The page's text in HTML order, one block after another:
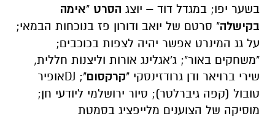
בשער יפו; במגדל דוד – יוצג הסרט "אימה
בקישלה" סרטם של יואב ודורון פז בנוכחות הבמאי;
על גג המינרט אפשר יהיה לצפות בכוכבים;
"משחקים באור"; ג'אגלינג אורות וליצנות חללית,
שירי ברויאר ודן גרודזינסקי "קרקסום
"; DJאופיר
טובול (קפה גיברלטר); סיור ירושלמי ליודעי חן;
מוסיקה של הצוענים מלייפציג בסמטת